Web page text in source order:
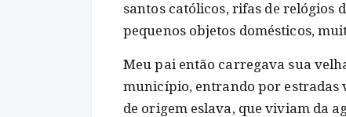
santos católicos, rifas de relógios
pequenos objetos domésticos,
Meu pai então carregava sua
município, entrando por estradas
de origem eslava, que viviam da